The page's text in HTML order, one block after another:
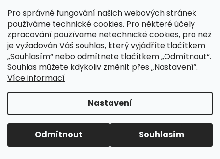
Pro správné fungování našich webových stránek
používáme technické cookies. Pro některé účely
zpracování používáme netechnické cookies, pro něž
je vyžadován Váš souhlas, který vyjádříte tlačítkem
„Souhlasím“ nebo odmítnete tlačítkem „Odmítnout“.
Souhlas můžete kdykoliv změnit přes „Nastavení“.
Více informací
Nastavení
Odmítnout Souhlasím
NIVEA MEN
NIVEA SUN
NO STRESS
NOHEL GARDEN
NORDICS
NUK
O.B.
OASIS